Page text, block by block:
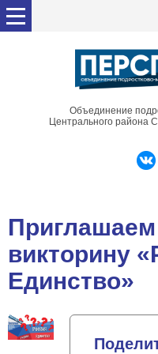
Объединение
Центрального района
викторину
Единство»